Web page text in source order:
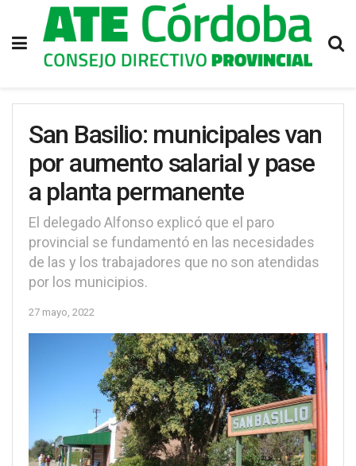
San Basilio: municipales van
por aumento salarial y pase
a planta permanente
El delegado Alfonso explicó que el paro
provincial se fundamentó en las necesidades
de las y los trabajadores que no son atendidas
por los municipios.
27 mayo, 2022